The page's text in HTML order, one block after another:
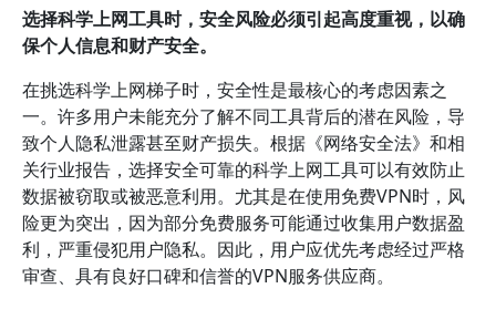
选择科学上网工具时，安全风险必须引起高度重视，以确
保个人信息和财产安全。
在挑选科学上网梯子时，安全性是最核心的考虑因素之
一。许多用户未能充分了解不同工具背后的潜在风险，导
致个人隐私泄露甚至财产损失。根据《网络安全法》和相
关行业报告，选择安全可靠的科学上网工具可以有效防止
数据被窃取或被恶意利用。尤其是在使用免费VPN时，风
险更为突出，因为部分免费服务可能通过收集用户数据盈
利，严重侵犯用户隐私。因此，用户应优先考虑经过严格
审查、具有良好口碑和信誉的VPN服务供应商。